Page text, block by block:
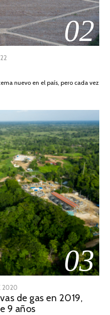
02
DE
nuevo en el país, pero cada vez
03
2020
DE
JULIO
de gas en 2019,
9 años